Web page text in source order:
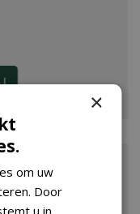
×
om uw
Door
u in